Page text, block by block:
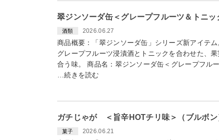
翠ジンソーダ缶＜グレープフルーツ＆トニ
酒類 2026.06.27
商品概要：「翠ジンソーダ缶」シリーズ新アイテ
グレープフルーツ浸漬酒とトニックを合わせた、
合う味。 商品名：翠ジンソーダ缶＜グレープフル
…続きを読む
ガチじゃが ＜旨辛HOTチリ味＞（ブルボ
菓子 2026.06.21